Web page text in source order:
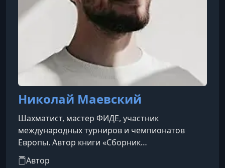
Николай Маевский
Шахматист, мастер ФИДЕ, участник
международных турниров и чемпионатов
Европы. Автор книги «Сборник
комбинационных сюжетов». Также работает
Автор